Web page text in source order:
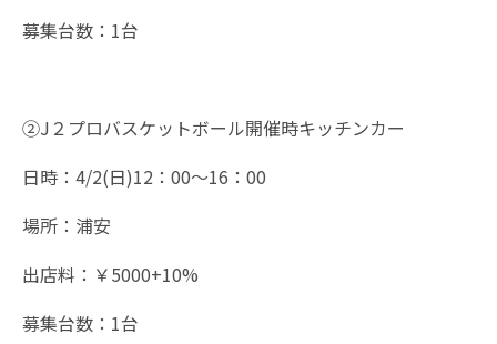
募集台数：1台
②J２プロバスケットボール開催時キッチンカー
日時：4/2(日)12：00〜16：00
場所：浦安
出店料：￥5000+10%
募集台数：1台